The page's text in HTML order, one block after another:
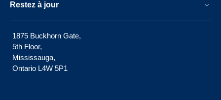
Restez à jour
1875 Buckhorn Gate,
5th Floor,
Mississauga,
Ontario L4W 5P1